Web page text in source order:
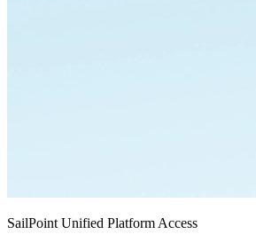
SailPoint Unified Platform Access